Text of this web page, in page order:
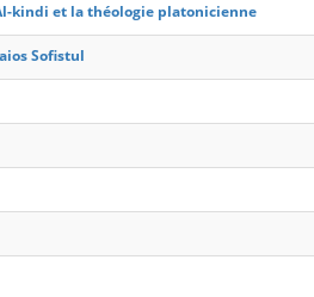
kindi et la théologie platonicienne
Sofistul